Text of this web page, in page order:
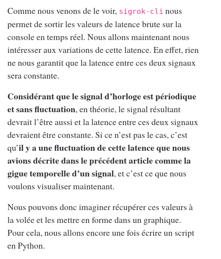
Comme nous venons de le voir, sigrok-cli nous
permet de sortir les valeurs de latence brute sur la
console en temps réel. Nous allons maintenant nous
intéresser aux variations de cette latence. En effet, rien
ne nous garantit que la latence entre ces deux signaux
sera constante.
Considérant que le signal d’horloge est périodique
et sans fluctuation, en théorie, le signal résultant
devrait l’être aussi et la latence entre ces deux signaux
devraient être constante. Si ce n’est pas le cas, c’est
qu’il y a une fluctuation de cette latence que nous
avions décrite dans le précédent article comme la
gigue temporelle d’un signal, et c’est ce que nous
voulons visualiser maintenant.
Nous pouvons donc imaginer récupérer ces valeurs à
la volée et les mettre en forme dans un graphique.
Pour cela, nous allons encore une fois écrire un script
en Python.